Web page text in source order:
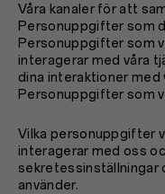
Våra kanaler för att
Personuppgifter som
Personuppgifter som
interagerar med våra
dina interaktioner med
Personuppgifter som
Vilka personuppgifter
interagerar med oss
sekretessinställningar
använder.